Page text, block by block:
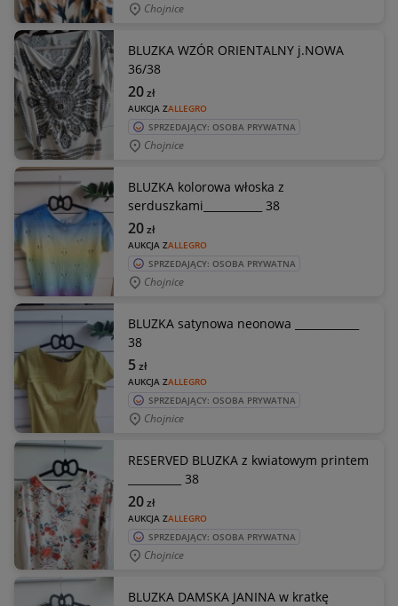
Chojnice
BLUZKA WZÓR ORIENTALNY j.NOWA
36/38
AUKCJA ZALLEGRO
20zł
SPRZEDAJĄCY: OSOBA PRYWATNA
Chojnice
BLUZKA kolorowa włoska z
serduszkami___________ 38
AUKCJA ZALLEGRO
20zł
SPRZEDAJĄCY: OSOBA PRYWATNA
Chojnice
BLUZKA satynowa neonowa ____________
38
AUKCJA ZALLEGRO
5zł
SPRZEDAJĄCY: OSOBA PRYWATNA
Chojnice
RESERVED BLUZKA z kwiatowym printem
__________ 38
AUKCJA ZALLEGRO
20zł
SPRZEDAJĄCY: OSOBA PRYWATNA
Chojnice
BLUZKA DAMSKA JANINA w kratkę